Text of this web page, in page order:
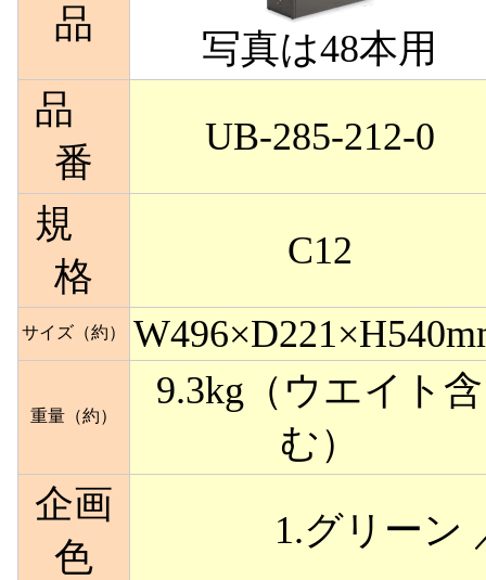
品
写真は48本用
品
番
UB-285-212-0
規
格
C12
サイズ（約）
重量（約）
9.3kg（ウエイト含
む）
企画
色
1.グリーン